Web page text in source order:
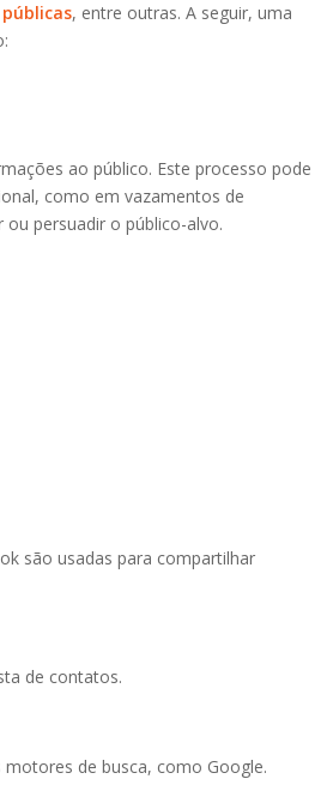
, entre outras. A seguir, uma
ao público. Este processo pode
como em vazamentos de
persuadir o público-alvo.
são usadas para compartilhar
de contatos.
de busca, como Google.